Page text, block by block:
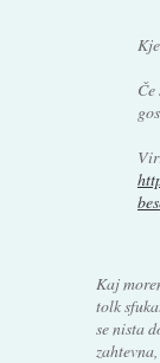
Kaj
tolk
se nista